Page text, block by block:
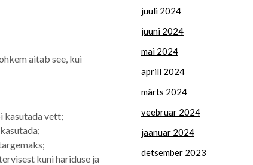
aitab see, kui
kasutada vett;
kuni hariduse ja
juuli 2024
juuni 2024
mai 2024
aprill 2024
märts 2024
veebruar 2024
jaanuar 2024
detsember 2023